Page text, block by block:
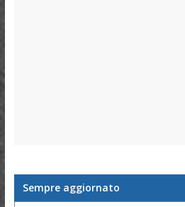
Sempre aggiornato